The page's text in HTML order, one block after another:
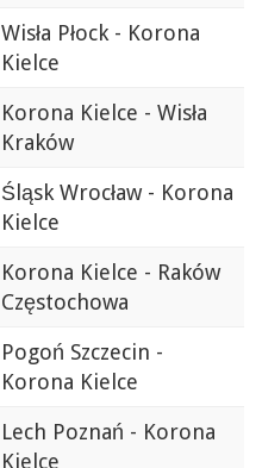
Wisła Płock - Korona
Kielce
Korona Kielce - Wisła
Kraków
Śląsk Wrocław - Korona
Kielce
Korona Kielce - Raków
Częstochowa
Pogoń Szczecin -
Korona Kielce
Lech Poznań - Korona
Kielce